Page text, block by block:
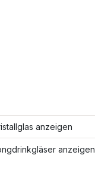
anzeigen
anzeigen